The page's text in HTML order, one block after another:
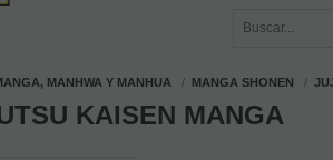
MANHWA Y MANHUA MANGA SHONEN
KAISEN MANGA